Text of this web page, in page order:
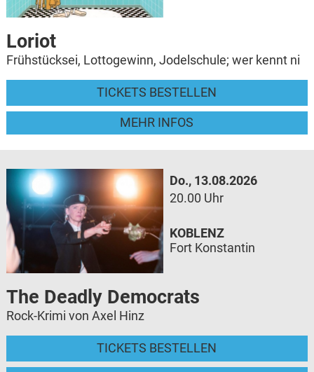
Loriot
Frühstücksei, Lottogewinn, Jodelschule; wer kennt ni
TICKETS BESTELLEN
MEHR INFOS
Do., 13.08.2026
20.00 Uhr
The Deadly Democrats
Rock-Krimi von Axel Hinz
TICKETS BESTELLEN
KOBLENZ
Fort Konstantin